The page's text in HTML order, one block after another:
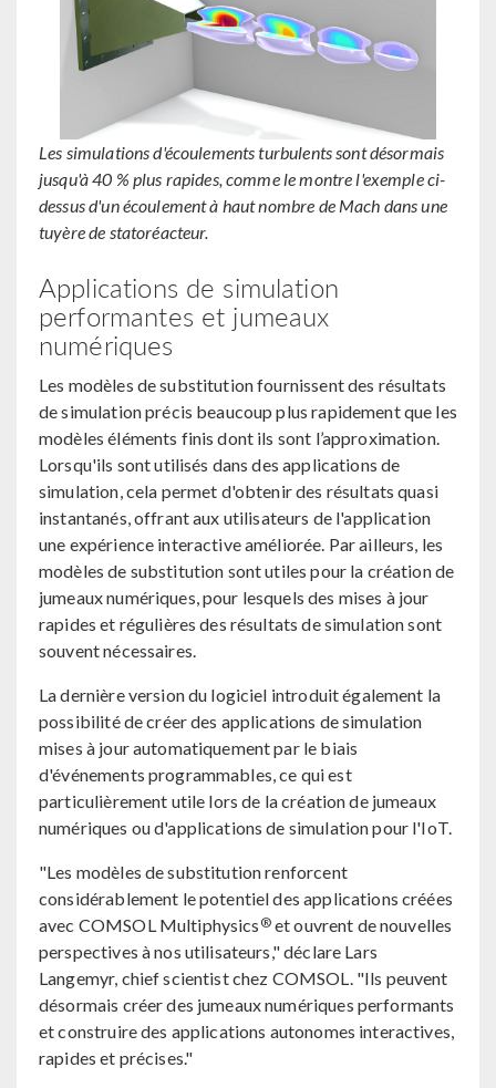
Les simulations d'écoulements turbulents sont désormais
jusqu'à 40 % plus rapides, comme le montre l'exemple ci-
dessus d'un écoulement à haut nombre de Mach dans une
tuyère de statoréacteur.
Applications de simulation
performantes et jumeaux
numériques
Les modèles de substitution fournissent des résultats
de simulation précis beaucoup plus rapidement que les
modèles éléments finis dont ils sont l’approximation.
Lorsqu'ils sont utilisés dans des applications de
simulation, cela permet d'obtenir des résultats quasi
instantanés, offrant aux utilisateurs de l'application
une expérience interactive améliorée. Par ailleurs, les
modèles de substitution sont utiles pour la création de
jumeaux numériques, pour lesquels des mises à jour
rapides et régulières des résultats de simulation sont
souvent nécessaires.
La dernière version du logiciel introduit également la
possibilité de créer des applications de simulation
mises à jour automatiquement par le biais
d'événements programmables, ce qui est
particulièrement utile lors de la création de jumeaux
numériques ou d'applications de simulation pour l'IoT.
"Les modèles de substitution renforcent
considérablement le potentiel des applications créées
avec COMSOL Multiphysics ®et ouvrent de nouvelles
perspectives à nos utilisateurs," déclare Lars
Langemyr, chief scientist chez COMSOL. "Ils peuvent
désormais créer des jumeaux numériques performants
et construire des applications autonomes interactives,
rapides et précises."